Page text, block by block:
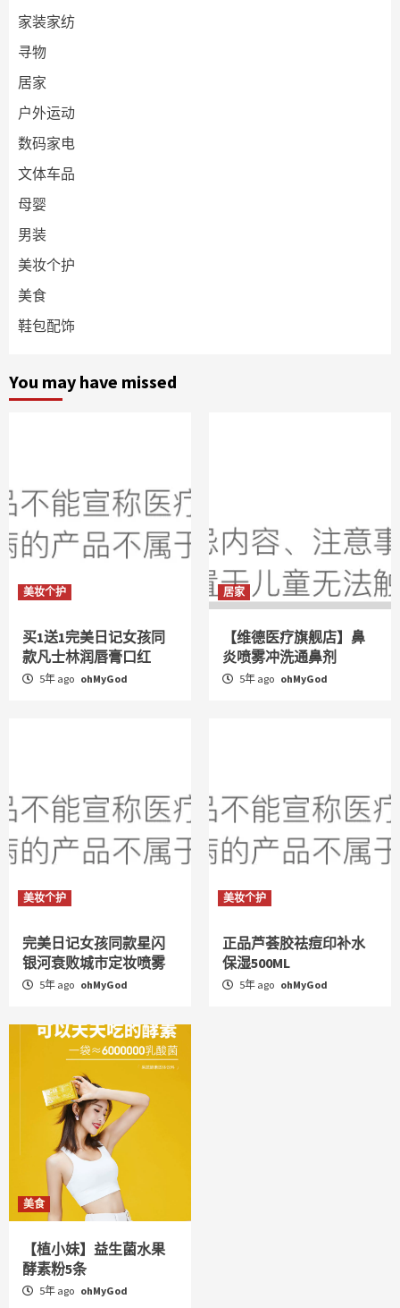
家装家纺
寻物
居家
户外运动
数码家电
文体车品
母婴
男装
美妆个护
美食
鞋包配饰
You may have missed
美妆个护
买1送1完美日记女孩同
款凡士林润唇膏口红
5年 ago ohMyGod
居家
【维德医疗旗舰店】鼻
炎喷雾冲洗通鼻剂
5年 ago ohMyGod
美妆个护
完美日记女孩同款星闪
银河衰败城市定妆喷雾
5年 ago ohMyGod
美妆个护
正品芦荟胶祛痘印补水
保湿500ML
5年 ago ohMyGod
美食
【植小妹】益生菌水果
酵素粉5条
5年 ago ohMyGod